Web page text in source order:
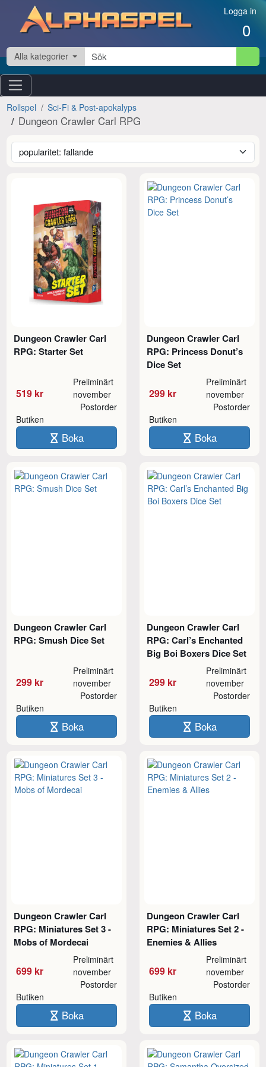
Hoppa till innehåll Logga in
0
Alla kategorier
Rollspel Sci-Fi & Post-apokalyps
Dungeon Crawler Carl RPG
Dungeon Crawler Carl
RPG: Starter Set
519 kr
Preliminärt
november
Butiken
Postorder
Boka
Dungeon Crawler Carl
RPG: Princess Donut’s
Dice Set
299 kr
Preliminärt
november
Butiken
Postorder
Boka
Dungeon Crawler Carl
RPG: Smush Dice Set
299 kr
Preliminärt
november
Butiken
Postorder
Boka
Dungeon Crawler Carl
RPG: Carl’s Enchanted
Big Boi Boxers Dice Set
299 kr
Preliminärt
november
Butiken
Postorder
Boka
Dungeon Crawler Carl
RPG: Miniatures Set 3 -
Mobs of Mordecai
699 kr
Preliminärt
november
Butiken
Postorder
Boka
Dungeon Crawler Carl
RPG: Miniatures Set 2 -
Enemies & Allies
699 kr
Preliminärt
november
Butiken
Postorder
Boka